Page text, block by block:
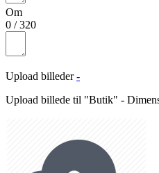
Om
0 /320
Upload billeder -
Upload billede til "Butik" -